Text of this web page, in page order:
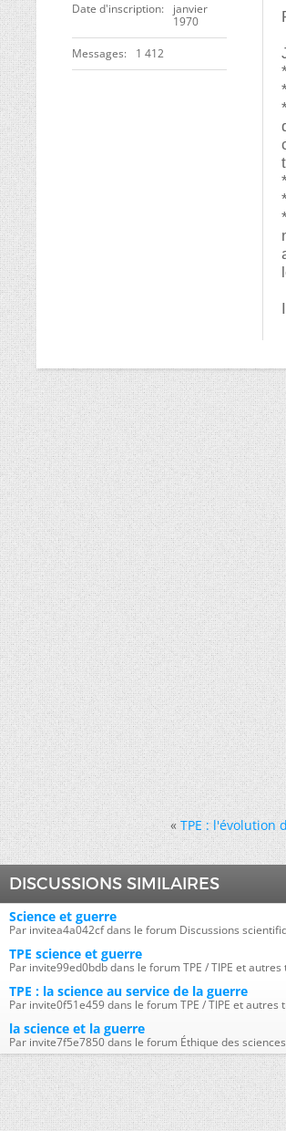
Date d'inscription
janvier
1970
Messages 1 412
« TPE : l'évolution
DISCUSSIONS SIMILAIRES
Science et guerre
Par invitea4a042cf dans le forum Discussions
TPE science et guerre
Par invite99ed0bdb dans le forum TPE / TIPE et autres
TPE : la science au service de la guerre
Par invite0f51e459 dans le forum TPE / TIPE et autres
la science et la guerre
Par invite7f5e7850 dans le forum Éthique des